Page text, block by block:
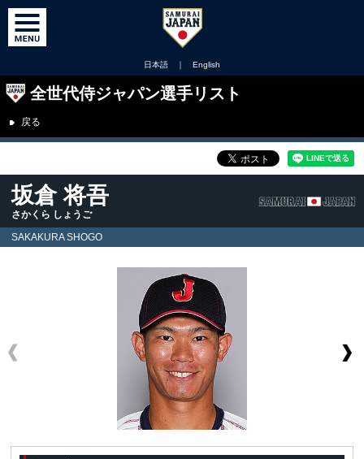
日本語 ｜ English
全世代侍ジャパン選手リスト
戻る
坂倉 将吾
さかくら しょうご
SAKAKURA SHOGO